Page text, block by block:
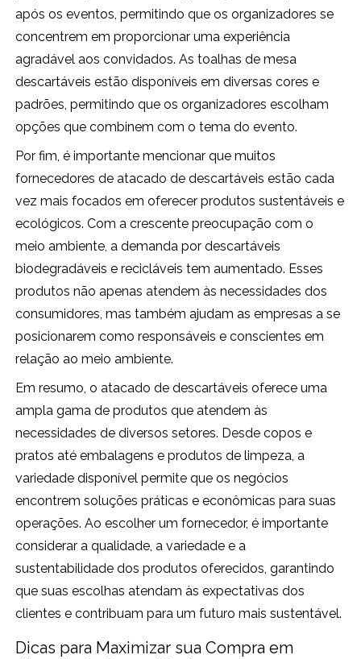
após os eventos, permitindo que os organizadores se
concentrem em proporcionar uma experiência
agradável aos convidados. As toalhas de mesa
descartáveis estão disponíveis em diversas cores e
padrões, permitindo que os organizadores escolham
opções que combinem com o tema do evento.
Por fim, é importante mencionar que muitos
fornecedores de atacado de descartáveis estão cada
vez mais focados em oferecer produtos sustentáveis e
ecológicos. Com a crescente preocupação com o
meio ambiente, a demanda por descartáveis
biodegradáveis e recicláveis tem aumentado. Esses
produtos não apenas atendem às necessidades dos
consumidores, mas também ajudam as empresas a se
posicionarem como responsáveis e conscientes em
relação ao meio ambiente.
Em resumo, o atacado de descartáveis oferece uma
ampla gama de produtos que atendem às
necessidades de diversos setores. Desde copos e
pratos até embalagens e produtos de limpeza, a
variedade disponível permite que os negócios
encontrem soluções práticas e econômicas para suas
operações. Ao escolher um fornecedor, é importante
considerar a qualidade, a variedade e a
sustentabilidade dos produtos oferecidos, garantindo
que suas escolhas atendam às expectativas dos
clientes e contribuam para um futuro mais sustentável.
Dicas para Maximizar sua Compra em